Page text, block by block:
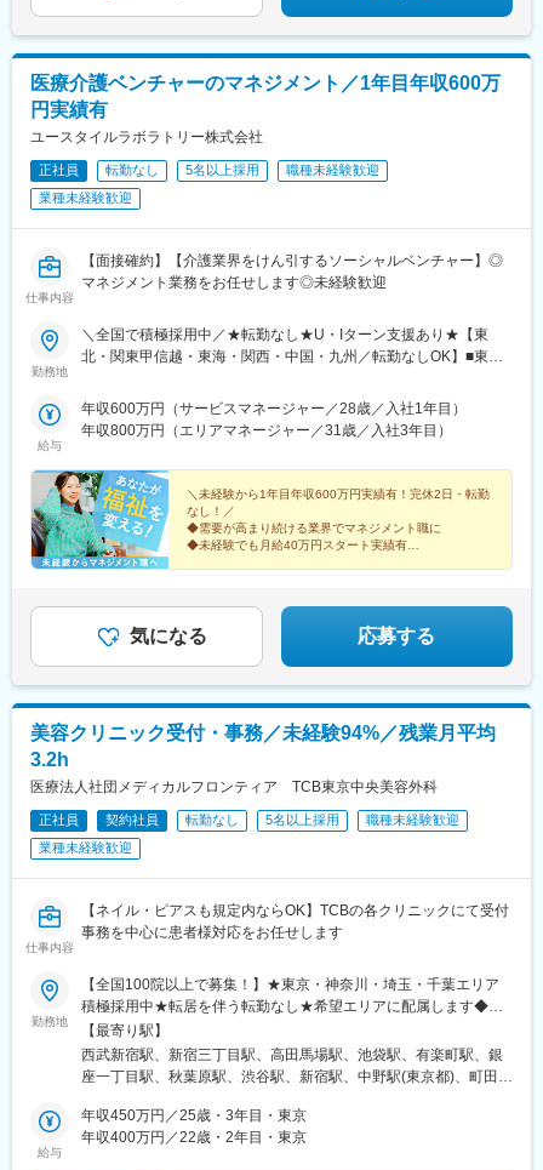
料の借り上げ社宅提供☆早期キャリアアップしたい方に最適なポ
ジション
医療介護ベンチャーのマネジメント／1年目年収600万
円実績有
ユースタイルラボラトリー株式会社
正社員 転勤なし 5名以上採用
職種未経験歓迎
業種未経験歓迎
仕事内容
【面接確約】【介護業界をけん引するソーシャルベンチャー】◎
マネジメント業務をお任せします◎未経験歓迎
勤務地
＼全国で積極採用中／★転勤なし★U・Iターン支援あり★【東
北・関東甲信越・東海・関西・中国・九州／転勤なしOK】■東北
木、群馬、埼玉、千葉、東京、神奈川、新潟、富山、山梨、長野■
東海／岐阜、静岡、愛知、三重■関西／滋賀、京都、大阪、兵庫、
奈良、和歌山■中国・四国／岡山、広島、山口、徳島、香川、愛
沖縄★【エリア勤務希望・移住希望の方優遇】：サポート制度も
充実していますので、現在のお住まいに関わらずご希望をお知ら
せください！☆『寮費無料プラン』あり（規定有）：下記勤務地
希望・移住希望の方はお気軽にご相談ください！※【北海道】【東
京都】【神奈川県】【新潟県】【三重県】【滋賀県】【沖縄県】
用会社負担等の移住支援あり（規定有）・U・Iターン転勤希望者
への1年間の支援あり（規定有）★江戸川・川崎・湘南・川越・香
川・徳島・青森にて新規事業所オープン！
給与
年収600万円（サービスマネージャー／28歳／入社1年目）
年収800万円（エリアマネージャー／31歳／入社3年目）
＼未経験から1年目年収600万円実績有！完休2日・転勤
なし！／
◆需要が高まり続ける業界でマネジメント職に
◆未経験でも月給40万円スタート実績有
気になる 応募する
美容クリニック受付・事務／未経験94%／残業月平均
3.2h
医療法人社団メディカルフロンティア TCB東京中央美容外科
正社員 契約社員 転勤なし 5名以上採用
職種未経験歓迎
業種未経験歓迎
仕事内容
【ネイル・ピアスも規定内ならOK】TCBの各クリニックにて受付
事務を中心に患者様対応をお任せします
勤務地
【全国100院以上で募集！】★東京・神奈川・埼玉・千葉エリア
積極採用中★転居を伴う転勤なし★希望エリアに配属します◆ク
リニック一覧＜全国100院以上展開＞【北海道・東北】旭川駅前
院、青森院、盛岡院、秋田院、山形院、仙台駅前院、福島院、郡
山院 など【関東】新宿東口院、池袋駅前院、品川院、秋葉原
横浜院、大宮東口院、水戸院、つくば院、宇都宮院、高崎院、前
橋院 など【中部】名古屋駅前院 、名古屋栄院、金山院、岐阜
【最寄り駅】
西武新宿駅、新宿三丁目駅、高田馬場駅、池袋駅、有楽町駅、銀
座一丁目駅、秋葉原駅、渋谷駅、新宿駅、中野駅(東京都)、町田
浜駅、横浜駅、川崎駅、藤沢駅、本厚木駅、大宮駅(埼玉県)、川口
駅、川越駅、南越谷駅、宇都宮駅、水戸駅、つくば駅、千葉駅、
給与
年収450万円／25歳・3年目・東京
年収400万円／22歳・2年目・東京